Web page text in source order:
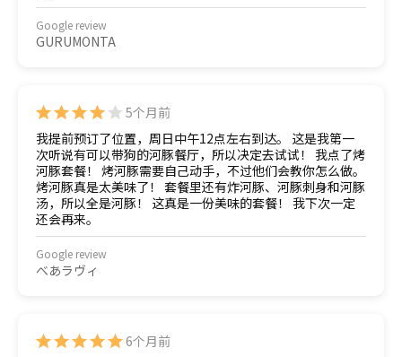
Google review
GURUMONTA
5个月前
我提前预订了位置，周日中午12点左右到达。 这是我第一
次听说有可以带狗的河豚餐厅，所以决定去试试！ 我点了烤
河豚套餐！ 烤河豚需要自己动手，不过他们会教你怎么做。
烤河豚真是太美味了！ 套餐里还有炸河豚、河豚刺身和河豚
汤，所以全是河豚！ 这真是一份美味的套餐！ 我下次一定
还会再来。
Google review
べあラヴィ
6个月前